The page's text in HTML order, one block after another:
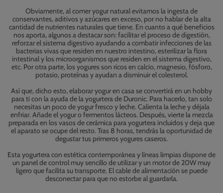
Obviamente, al comer yogur natural evitamos la ingesta de
conservantes, aditivos y azúcares en exceso, por no hablar de la alta
cantidad de nutrientes naturales que tiene. En cuanto a qué beneficios
nos aporta, algunos a destacar son: facilitar el proceso de digestión,
reforzar el sistema digestivo ayudando a combatir infecciones de las
bacterias vivas que residen en nuestro intestino, esterilizar la flora
intestinal y los microorganismos que residen en el sistema digestivo,
etc. Por otra parte, los yogures son ricos en calcio, magnesio, fósforo,
potasio, proteínas y ayudan a disminuir el colesterol.
Así que, dicho esto, elaborar yogur en casa se convertirá en un hobby
para ti con la ayuda de la yogurtera de Duronic. Para hacerlo, tan solo
necesitas un poco de yogur fresco y leche. Calienta la leche y déjala
enfriar. Añade el yogur o fermentos lácteos. Después, vierte la mezcla
preparada en los vasos de cerámica para yogurtera incluidos y deja que
el aparato se ocupe del resto. Tras 8 horas, tendrás la oportunidad de
degustar tus primeros yogures caseros.
Esta yogurtera con estética contemporánea y líneas limpias dispone de
un panel de control muy sencillo de utilizar y un motor de 20W muy
ligero que facilita su transporte. El cable de alimentación se puede
desconectar para que no estorbe al guardarla.